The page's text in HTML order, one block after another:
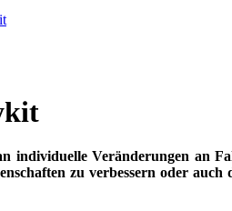
individuelle Veränderungen an
zu verbessern oder auch